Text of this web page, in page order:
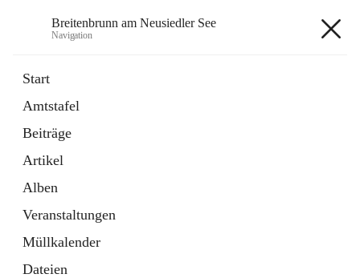
Breitenbrunn am Neusiedler See
Navigation
Start
Amtstafel
Beiträge
Artikel
Alben
Veranstaltungen
Müllkalender
Dateien
18 Schnellzugriffe
Gemeindeservice